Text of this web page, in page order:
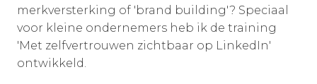
merkversterking of 'brand building'? Speciaal
voor kleine ondernemers heb ik de training
'Met zelfvertrouwen zichtbaar op LinkedIn'
ontwikkeld.